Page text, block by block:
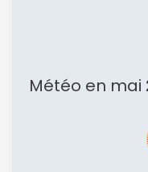
Météo en mai